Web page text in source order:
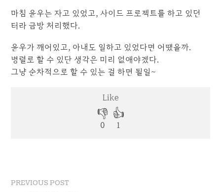
마침 윤우는 자고 있었고, 사이드 프로젝트를 하고 있던
터라 금방 처리했다.
윤우가 깨어있고, 아내도 일하고 있었다면 어땠을까.
병렬로 할 수 있단 생각은 미리 없애야겠다.
그냥 순차적으로 할 수 있는 걸 하면 될일~
PREVIOUS POST